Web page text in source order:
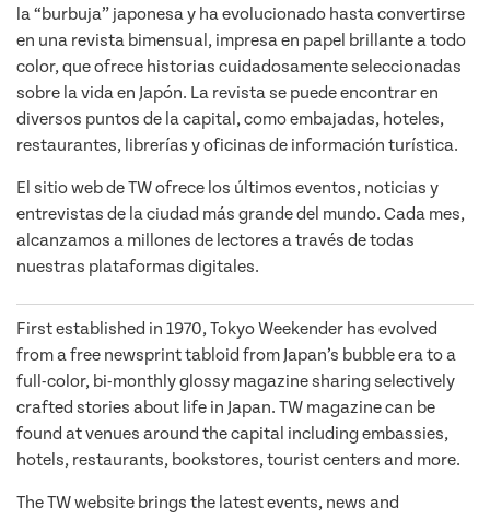
la “burbuja” japonesa y ha evolucionado hasta convertirse
en una revista bimensual, impresa en papel brillante a todo
color, que ofrece historias cuidadosamente seleccionadas
sobre la vida en Japón. La revista se puede encontrar en
diversos puntos de la capital, como embajadas, hoteles,
restaurantes, librerías y oficinas de información turística.
El sitio web de TW ofrece los últimos eventos, noticias y
entrevistas de la ciudad más grande del mundo. Cada mes,
alcanzamos a millones de lectores a través de todas
nuestras plataformas digitales.
First established in 1970, Tokyo Weekender has evolved
from a free newsprint tabloid from Japan’s bubble era to a
full-color, bi-monthly glossy magazine sharing selectively
crafted stories about life in Japan. TW magazine can be
found at venues around the capital including embassies,
hotels, restaurants, bookstores, tourist centers and more.
The TW website brings the latest events, news and